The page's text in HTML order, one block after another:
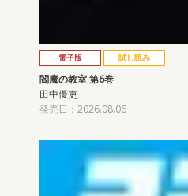
電子版 試し読み
閻魔の教室 第6巻
田中優吏
発売日：2026.08.06